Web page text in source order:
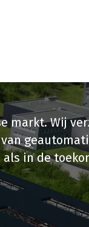
markt. Wij
als in de